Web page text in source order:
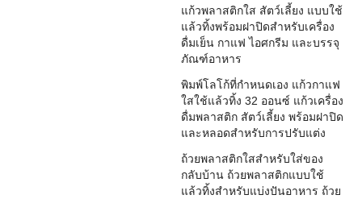
แก้วพลาสติกใส สัตว์เลี้ยง แบบใช้
แล้วทิ้งพร้อมฝาปิดสำหรับเครื่อง
ดื่มเย็น กาแฟ ไอศกรีม และบรรจุ
ภัณฑ์อาหาร
พิมพ์โลโก้ที่กำหนดเอง แก้วกาแฟ
ใสใช้แล้วทิ้ง 32 ออนซ์ แก้วเครื่อง
ดื่มพลาสติก สัตว์เลี้ยง พร้อมฝาปิด
และหลอดสำหรับการปรับแต่ง
ถ้วยพลาสติกใสสำหรับใส่ของ
กลับบ้าน ถ้วยพลาสติกแบบใช้
แล้วทิ้งสำหรับแบ่งปันอาหาร ถ้วย